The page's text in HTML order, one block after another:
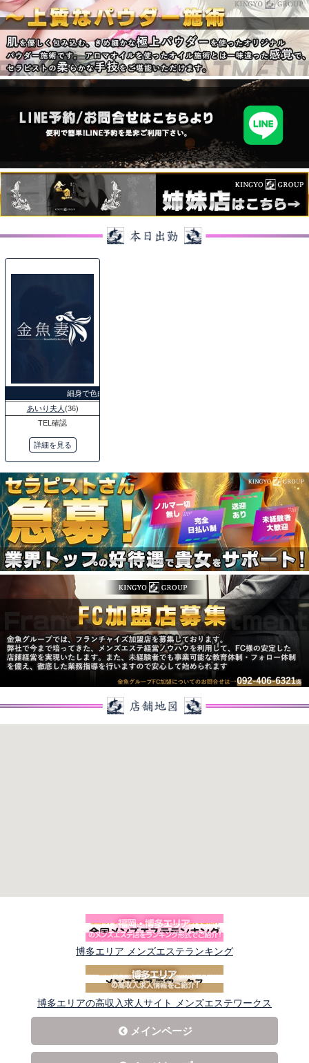
細身で色白のあいり夫人♡
あいり夫人(36)
TEL確認
詳細を見る
博多エリア メンズエステランキング
博多エリアの高収入求人サイト メンズエステワークス
メインページ